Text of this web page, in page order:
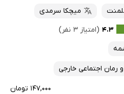
میچکا سرمدی
۴.۳ (امتیاز ۳ نفر)
رمان اجتماعی خارجی
۱۴۷,۰۰۰ تومان